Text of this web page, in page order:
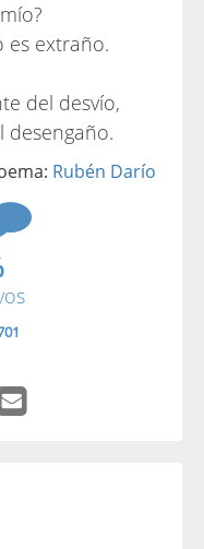
es extraño.
del desvío,
desengaño.
Rubén Darío